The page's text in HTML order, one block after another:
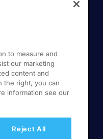
social
clientes
to measure and
our marketing
content and
the right, you can
information see our
Reject All